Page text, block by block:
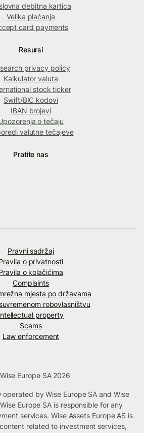
debitna kartica
Velika plaćanja
card payments
Resursi
privacy policy
Kalkulator valuta
stock ticker
Swift/BIC kodovi
IBAN brojevi
o tečaju
valutne tečajeve
Pratite nas
Pravni sadržaj
o privatnosti
o kolačićima
Complaints
mjesta po državama
robovlasništvu
property
Scams
Law enforcement
Europe SA 2026
by Wise Europe SA and Wise
Europe SA is responsible for any
services. Wise Assets Europe AS is
related to investment services,